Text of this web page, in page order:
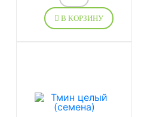
В КОРЗИНУ